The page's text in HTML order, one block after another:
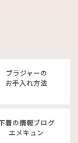
ブラジャーの
お手入れ方法
着の情報ブログ
エメキュン